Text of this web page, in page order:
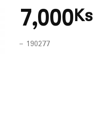
7,000Ks
– 190277